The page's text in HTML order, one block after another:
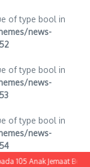
of type bool in
news-
52
of type bool in
news-
53
of type bool in
news-
54
105 Anak Jemaat